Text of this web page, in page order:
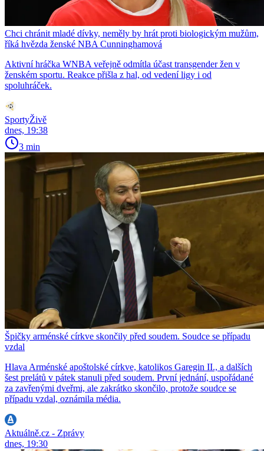
Chci chránit mladé dívky, neměly by hrát proti biologickým mužům,
říká hvězda ženské NBA Cunninghamová
Aktivní hráčka WNBA veřejně odmítla účast transgender žen v
ženském sportu. Reakce přišla z hal, od vedení ligy i od
spoluhráček.
SportyŽivě
dnes, 19:38
3 min
Špičky arménské církve skončily před soudem. Soudce se případu
vzdal
Hlava Arménské apoštolské církve, katolikos Garegin II., a dalších
šest prelátů v pátek stanuli před soudem. První jednání, uspořádané
za zavřenými dveřmi, ale zakrátko skončilo, protože soudce se
případu vzdal, oznámila média.
Aktuálně.cz - Zprávy
dnes, 19:30